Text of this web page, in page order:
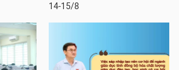
14-15/8